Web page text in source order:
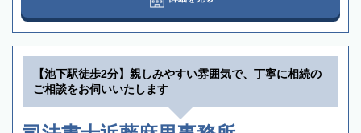
【池下駅徒歩2分】親しみやすい雰囲気で、丁寧に相続の
ご相談をお伺いいたします